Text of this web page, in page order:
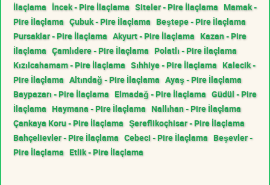
İlaçlama İncek - Pire İlaçlama Siteler - Pire İlaçlama Mamak -
Pire İlaçlama Çubuk - Pire İlaçlama Beştepe - Pire İlaçlama
Pursaklar - Pire İlaçlama Akyurt - Pire İlaçlama Kazan - Pire
İlaçlama Çamlıdere - Pire İlaçlama Polatlı - Pire İlaçlama
Kızılcahamam - Pire İlaçlama Sıhhiye - Pire İlaçlama Kalecik -
Pire İlaçlama Altındağ - Pire İlaçlama Ayaş - Pire İlaçlama
Baypazarı - Pire İlaçlama Elmadağ - Pire İlaçlama Güdül - Pire
İlaçlama Haymana - Pire İlaçlama Nallıhan - Pire İlaçlama
Çankaya Koru - Pire İlaçlama Şereflikoçhisar - Pire İlaçlama
Bahçelievler - Pire İlaçlama Cebeci - Pire İlaçlama Beşevler -
Pire İlaçlama Etlik - Pire İlaçlama